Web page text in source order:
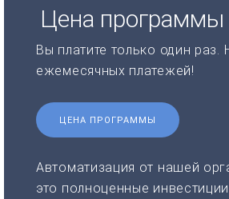
Цена программы
Вы платите только один раз.
ежемесячных платежей!
ЦЕНА ПРОГРАММЫ
Автоматизация от нашей
это полноценные